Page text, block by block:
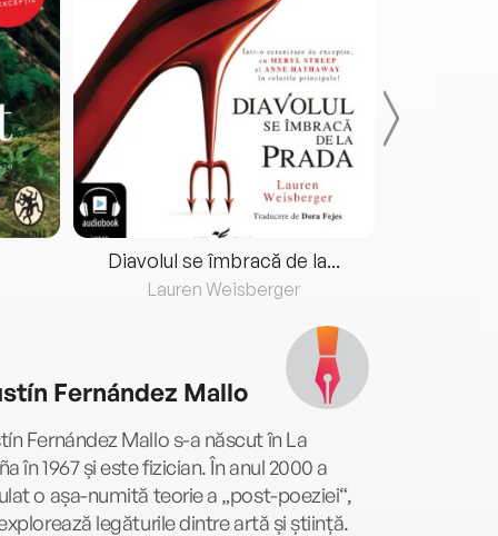
Diavolul se îmbracă de la...
Lauren Weisberger
Fernández Mallo
Fernández Mallo s-a născut în La
în 1967 și este fizician. În anul 2000 a
o așa-numită teorie a „post-poeziei“,
legăturile dintre artă și știință.